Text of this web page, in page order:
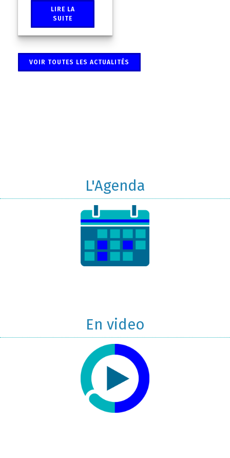
L'Agenda
En video
LIRE LA
SUITE
VOIR TOUTES LES ACTUALITÉS